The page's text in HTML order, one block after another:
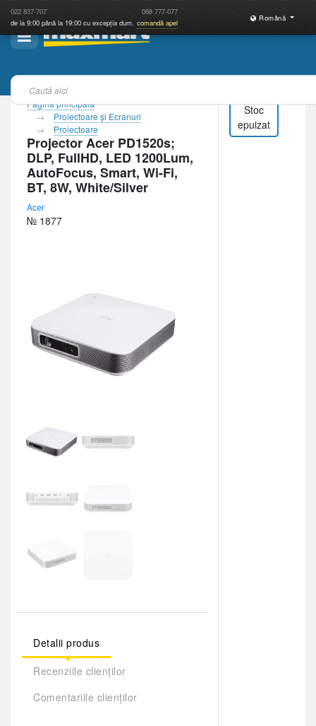
022 837-707 068 777-077
de la 9:00 până la 19:00 cu excepția dum. comandă apel
Română
Pagina principală
Proiectoare şi Ecranuri
Proiectoare
Projector Acer PD1520s;
DLP, FullHD, LED 1200Lum,
AutoFocus, Smart, Wi-Fi,
BT, 8W, White/Silver
Acer
№ 1877
Detalii produs
Recenziile clienților
Comentariile clienților
Stoc
epuizat